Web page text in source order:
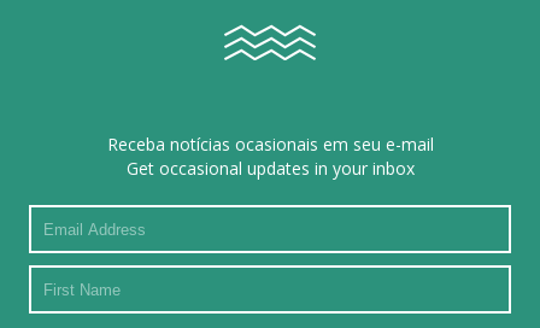
Receba notícias ocasionais em seu e-mail
Get occasional updates in your inbox